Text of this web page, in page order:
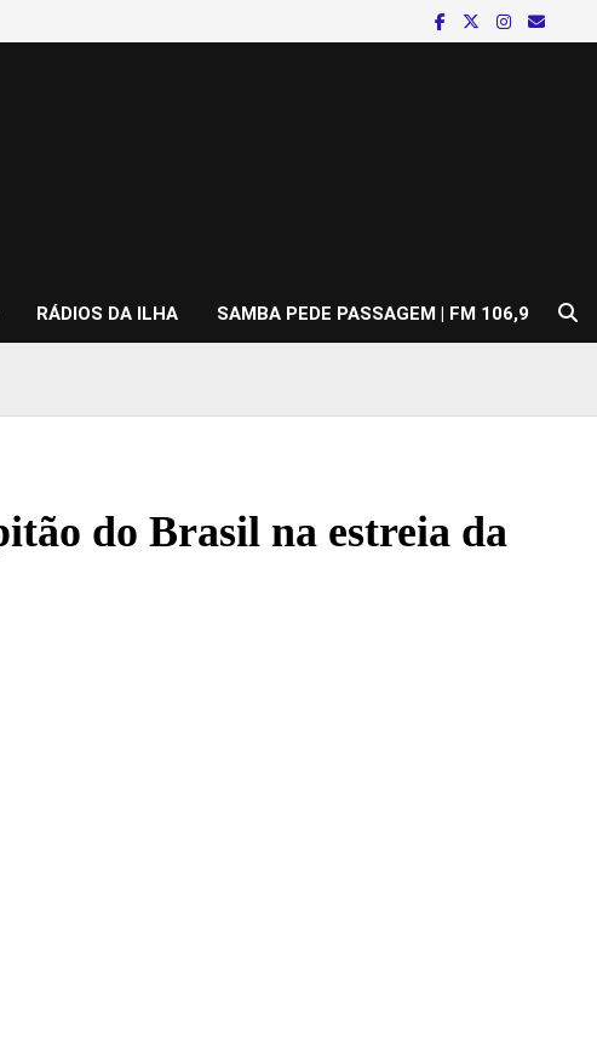
RÁDIOS DA ILHA SAMBA PEDE PASSAGEM | FM 106,9
do Brasil na estreia da